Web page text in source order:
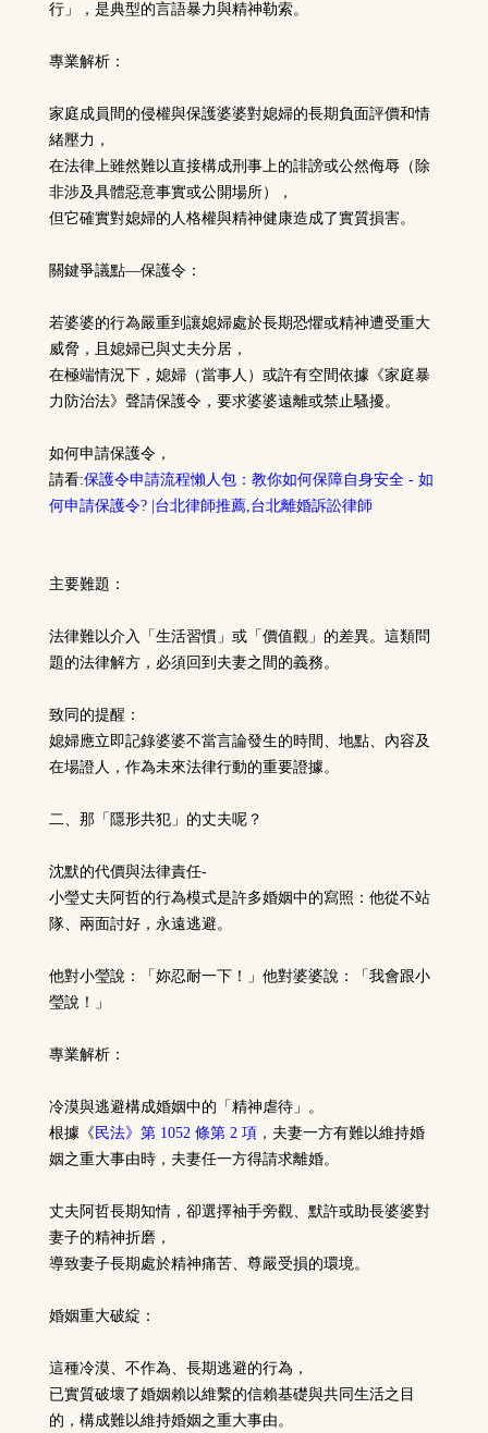
行」，是典型的言語暴力與精神勒索。
專業解析：
家庭成員間的侵權與保護婆婆對媳婦的長期負面評價和情
緒壓力，
在法律上雖然難以直接構成刑事上的誹謗或公然侮辱（除
非涉及具體惡意事實或公開場所），
但它確實對媳婦的人格權與精神健康造成了實質損害。
關鍵爭議點—保護令：
若婆婆的行為嚴重到讓媳婦處於長期恐懼或精神遭受重大
威脅，且媳婦已與丈夫分居，
在極端情況下，媳婦（當事人）或許有空間依據《家庭暴
力防治法》聲請保護令，要求婆婆遠離或禁止騷擾。
如何申請保護令，
請看:保護令申請流程懶人包：教你如何保障自身安全 - 如
何申請保護令? |台北律師推薦,台北離婚訴訟律師
主要難題：
法律難以介入「生活習慣」或「價值觀」的差異。這類問
題的法律解方，必須回到夫妻之間的義務。
致同的提醒：
媳婦應立即記錄婆婆不當言論發生的時間、地點、內容及
在場證人，作為未來法律行動的重要證據。
二、那「隱形共犯」的丈夫呢？
沈默的代價與法律責任-
小瑩丈夫阿哲的行為模式是許多婚姻中的寫照：他從不站
隊、兩面討好，永遠逃避。
他對小瑩說：「妳忍耐一下！」他對婆婆說：「我會跟小
瑩說！」
專業解析：
冷漠與逃避構成婚姻中的「精神虐待」。
根據《 民法》第 1052 條第 2 項 ，夫妻一方有難以維持婚
姻之重大事由時，夫妻任一方得請求離婚。
丈夫阿哲長期知情，卻選擇袖手旁觀、默許或助長婆婆對
妻子的精神折磨，
導致妻子長期處於精神痛苦、尊嚴受損的環境。
婚姻重大破綻：
這種冷漠、不作為、長期逃避的行為，
已實質破壞了婚姻賴以維繫的信賴基礎與共同生活之目
的，構成難以維持婚姻之重大事由。